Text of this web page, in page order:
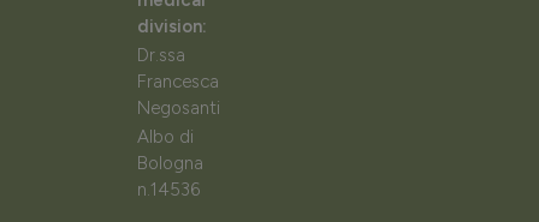
division:
Dr.ssa
Francesca
Negosanti
Albo di
Bologna
n.14536